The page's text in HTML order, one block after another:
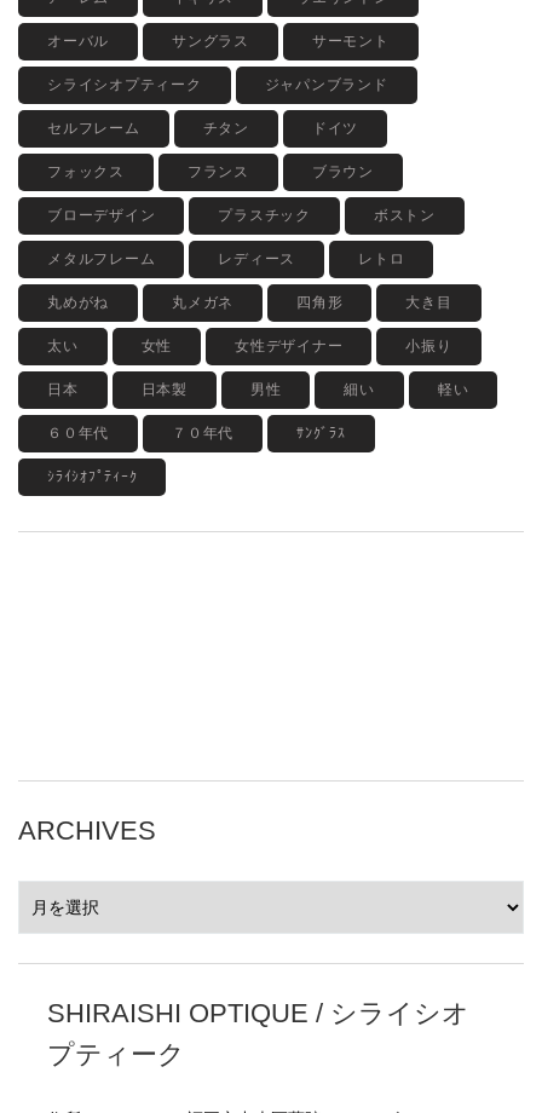
オーバル サングラス サーモント
シライシオプティーク ジャパンブランド
セルフレーム チタン ドイツ
フォックス フランス ブラウン
ブローデザイン プラスチック ボストン
メタルフレーム レディース レトロ
丸めがね 丸メガネ 四角形 大き目
太い 女性 女性デザイナー 小振り
日本 日本製 男性 細い 軽い
６０年代 ７０年代 ｻﾝｸﾞﾗｽ
ｼﾗｲｼｵﾌﾟﾃｨｰｸ
ARCHIVES
SHIRAISHI OPTIQUE / シライシオ
プティーク